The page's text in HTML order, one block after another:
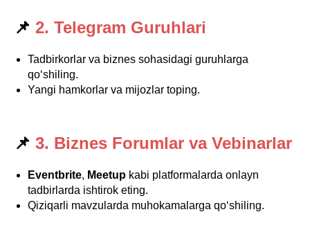
📌 2. Telegram Guruhlari
Tadbirkorlar va biznes sohasidagi guruhlarga
qo‘shiling.
Yangi hamkorlar va mijozlar toping.
📌 3. Biznes Forumlar va Vebinarlar
Eventbrite, Meetup kabi platformalarda onlayn
tadbirlarda ishtirok eting.
Qiziqarli mavzularda muhokamalarga qo‘shiling.